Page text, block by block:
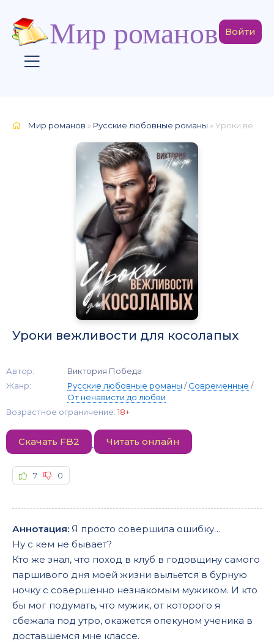
Мир романов Войти
Мир романов » Русские любовные романы » Уроки вежливости для косолапых
Уроки вежливости для косолапых
Автор:
Виктория Победа
Жанр:
Русские любовные романы /Современные /
От ненависти до любви
Возрастное ограничение: 18+
Скачать FB2 Читать онлайн
7 0
Аннотация: Я просто совершила ошибку…
Ну с кем не бывает?
Кто же знал, что поход в клуб в годовщину самого
паршивого дня моей жизни выльется в бурную
ночку с совершенно незнакомым мужиком. И кто
бы мог подумать, что мужик, от которого я
сбежала под утро, окажется опекуном ученика в
доставшемся мне классе.